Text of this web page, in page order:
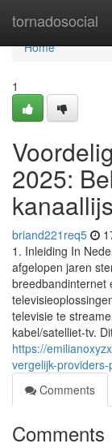
tornadosocial
Home
Home
1
2025:
briand221req5
1. Inleiding In
afgelopen jaren
breedbandinternet
televisie te
kabel/satelliet-tv.
https://
vergelijk-
Comments
Comments